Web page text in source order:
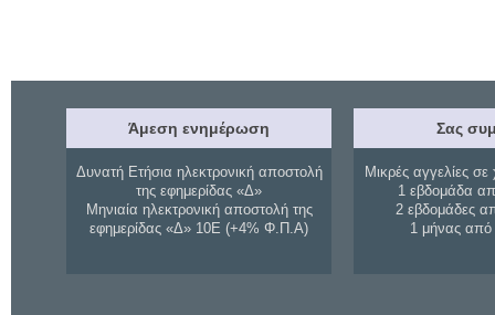
Άμεση ενημέρωση
Δυνατή Ετήσια ηλεκτρονική αποστολή
της εφημερίδας «Δ»
Μηνιαία ηλεκτρονική αποστολή της
εφημερίδας «Δ» 10Ε (+4% Φ.Π.Α)
Σας
Μικρές αγγελίες σε
1 εβδομάδα
2 εβδομάδες
1 μήνας